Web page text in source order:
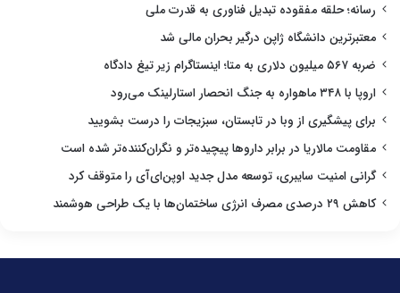
رسانه؛ حلقه مفقوده تبدیل فناوری به قدرت ملی
معتبرترین دانشگاه ژاپن درگیر بحران مالی شد
ضربه ۵۶۷ میلیون دلاری به متا؛ اینستاگرام زیر تیغ دادگاه
اروپا با ۳۴۸ ماهواره به جنگ انحصار استارلینک می‌رود
برای پیشگیری از وبا در تابستان، سبزیجات را درست بشویید
مقاومت مالاریا در برابر داروها پیچیده‌تر و نگران‌کننده‌تر شده است
گرانی امنیت سایبری، توسعه مدل جدید اوپن‌ای‌آی را متوقف کرد
کاهش ۲۹ درصدی مصرف انرژی ساختمان‌ها با یک طراحی هوشمند